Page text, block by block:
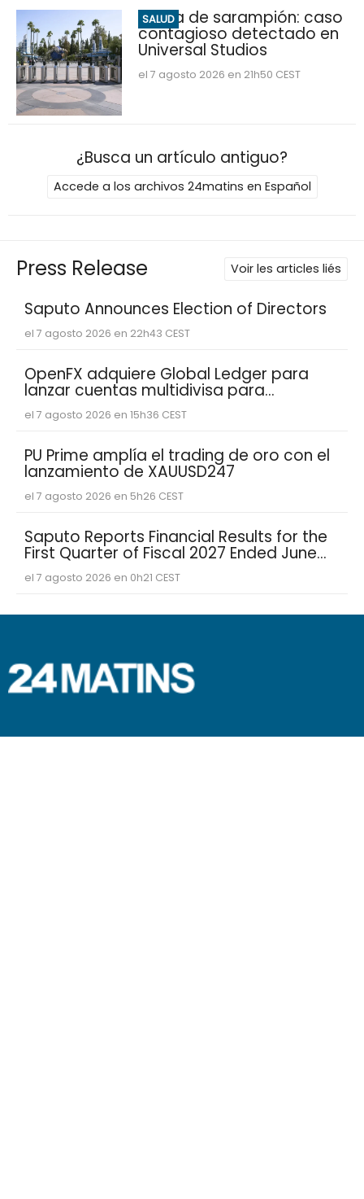
SALUD
Alerta de sarampión: caso
contagioso detectado en
Universal Studios
el 7 agosto 2026 en 21h50 CEST
¿Busca un artículo antiguo?
Accede a los archivos 24matins en Español
Press Release Voir les articles liés
Saputo Announces Election of Directors
el 7 agosto 2026 en 22h43 CEST
OpenFX adquiere Global Ledger para
lanzar cuentas multidivisa para
empresas fintech
el 7 agosto 2026 en 15h36 CEST
PU Prime amplía el trading de oro con el
lanzamiento de XAUUSD247
el 7 agosto 2026 en 5h26 CEST
Saputo Reports Financial Results for the
First Quarter of Fiscal 2027 Ended June
30, 2026
el 7 agosto 2026 en 0h21 CEST